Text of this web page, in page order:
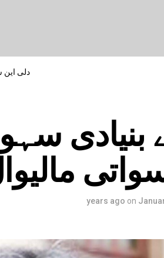
دلی این
بنیادی
on